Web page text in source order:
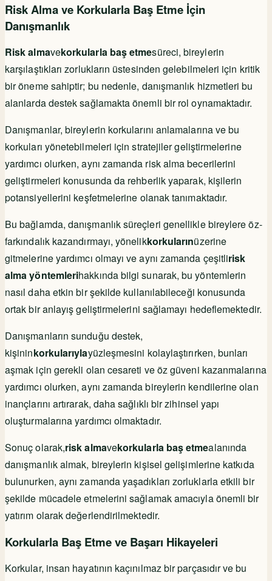
Risk Alma ve Korkularla Baş Etme İçin
Danışmanlık
Risk almavekorkularla baş etmesüreci, bireylerin
karşılaştıkları zorlukların üstesinden gelebilmeleri için kritik
bir öneme sahiptir; bu nedenle, danışmanlık hizmetleri bu
alanlarda destek sağlamakta önemli bir rol oynamaktadır.
Danışmanlar, bireylerin korkularını anlamalarına ve bu
korkuları yönetebilmeleri için stratejiler geliştirmelerine
yardımcı olurken, aynı zamanda risk alma becerilerini
geliştirmeleri konusunda da rehberlik yaparak, kişilerin
potansiyellerini keşfetmelerine olanak tanımaktadır.
Bu bağlamda, danışmanlık süreçleri genellikle bireylere öz-
farkındalık kazandırmayı, yönelikkorkularınüzerine
gitmelerine yardımcı olmayı ve aynı zamanda çeşitlirisk
alma yöntemlerihakkında bilgi sunarak, bu yöntemlerin
nasıl daha etkin bir şekilde kullanılabileceği konusunda
ortak bir anlayış geliştirmelerini sağlamayı hedeflemektedir.
Danışmanların sunduğu destek,
kişininkorkularıylayüzleşmesini kolaylaştırırken, bunları
aşmak için gerekli olan cesareti ve öz güveni kazanmalarına
yardımcı olurken, aynı zamanda bireylerin kendilerine olan
inançlarını artırarak, daha sağlıklı bir zihinsel yapı
oluşturmalarına yardımcı olmaktadır.
Sonuç olarak,risk almavekorkularla baş etmealanında
danışmanlık almak, bireylerin kişisel gelişimlerine katkıda
bulunurken, aynı zamanda yaşadıkları zorluklarla etkili bir
şekilde mücadele etmelerini sağlamak amacıyla önemli bir
yatırım olarak değerlendirilmektedir.
Korkularla Baş Etme ve Başarı Hikayeleri
Korkular, insan hayatının kaçınılmaz bir parçasıdır ve bu